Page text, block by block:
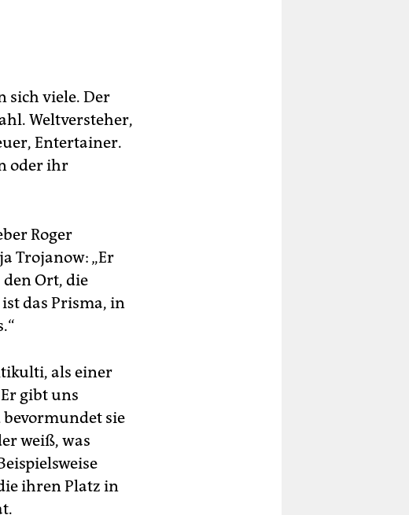
Euro
den
2012,
2012,
Wäldern
18,95
sich viele. Der
Weltversteher,
Entertainer.
oder ihr
Roger
Trojanow: „Er
Ort, die
das Prisma, in
als einer
gibt uns
sie
weiß, was
ihren Platz in